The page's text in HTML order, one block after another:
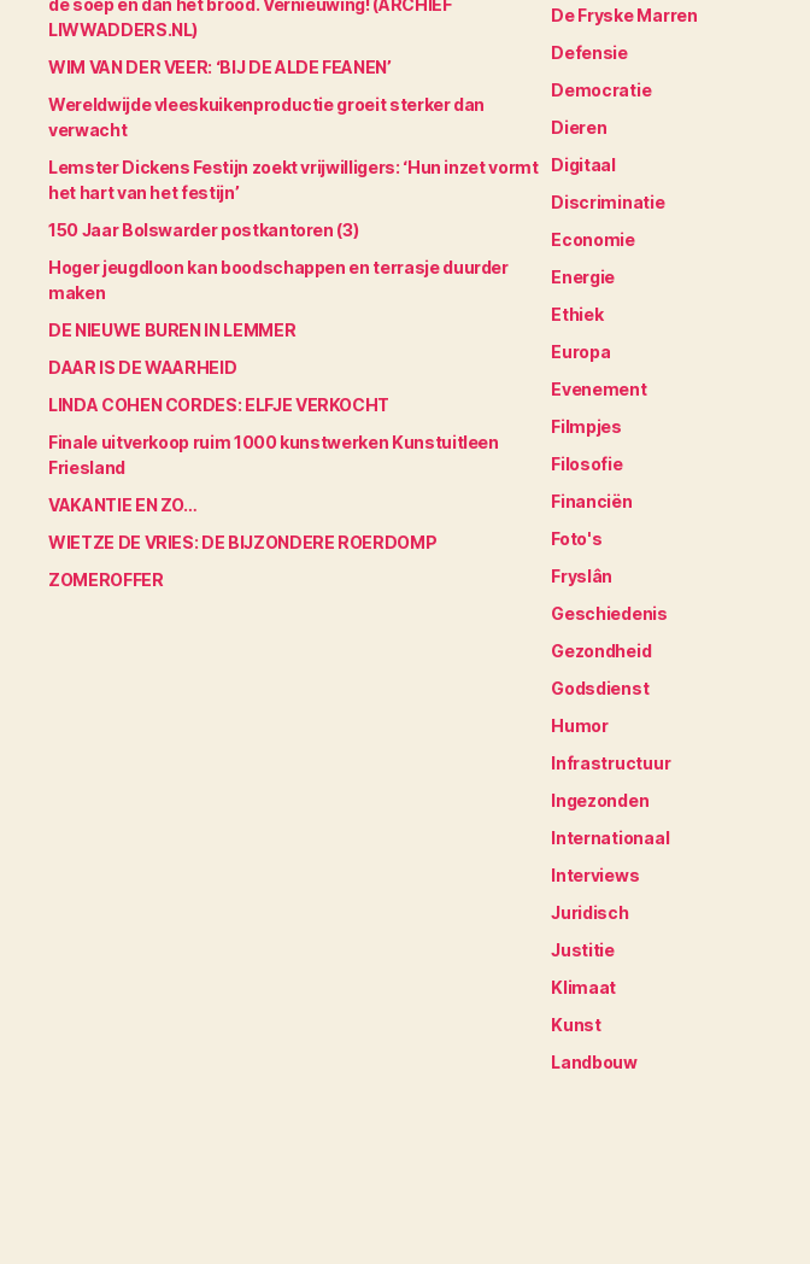
de soep en dan het brood. Vernieuwing! (ARCHIEF
LIWWADDERS.NL)
WIM VAN DER VEER: ‘BIJ DE ALDE FEANEN’
Wereldwijde vleeskuikenproductie groeit sterker dan
verwacht
Lemster Dickens Festijn zoekt vrijwilligers: ‘Hun inzet vormt
het hart van het festijn’
150 Jaar Bolswarder postkantoren (3)
Hoger jeugdloon kan boodschappen en terrasje duurder
maken
DE NIEUWE BUREN IN LEMMER
DAAR IS DE WAARHEID
LINDA COHEN CORDES: ELFJE VERKOCHT
Finale uitverkoop ruim 1000 kunstwerken Kunstuitleen
Friesland
VAKANTIE EN ZO…
WIETZE DE VRIES: DE BIJZONDERE ROERDOMP
ZOMEROFFER
De Fryske Marren
Defensie
Democratie
Dieren
Digitaal
Discriminatie
Economie
Energie
Ethiek
Europa
Evenement
Filmpjes
Filosofie
Financiën
Foto's
Fryslân
Geschiedenis
Gezondheid
Godsdienst
Humor
Infrastructuur
Ingezonden
Internationaal
Interviews
Juridisch
Justitie
Klimaat
Kunst
Landbouw